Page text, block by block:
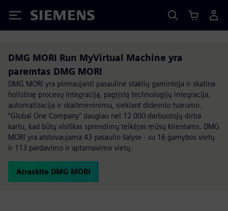
Siemens
DMG MORI Run MyVirtual Machine yra
paremtas DMG MORI
DMG MORI yra pirmaujanti pasaulinė staklių gamintoja ir skatina
holistinę procesų integraciją, pagrįstą technologijų integracija,
automatizacija ir skaitmeninimu, siekiant didesnio tvarumo.
“Global One Company” daugiau nei 12 000 darbuotojų dirba
kartu, kad būtų visiškas sprendimų teikėjas mūsų klientams. DMG
MORI yra atstovaujama 43 pasaulio šalyse - su 16 gamybos vietų
ir 113 pardavimo ir aptarnavimo vietų.
Atraskite DMG MORI